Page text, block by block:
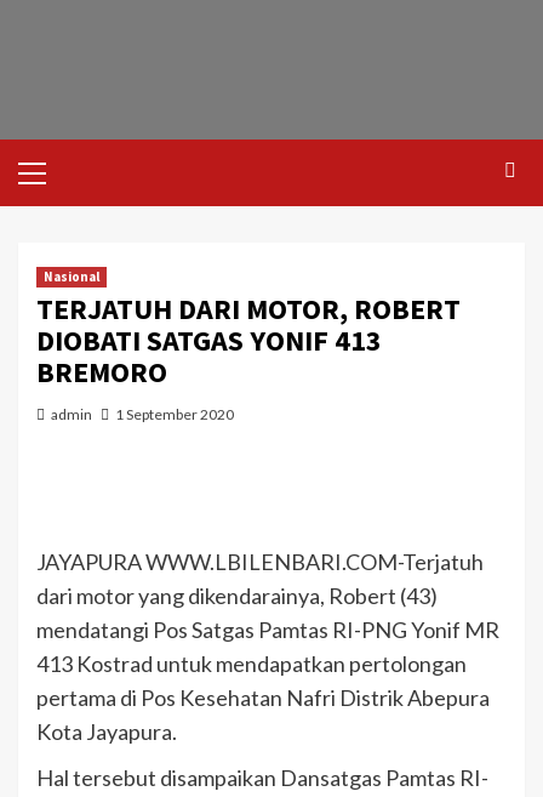
Nasional
TERJATUH DARI MOTOR, ROBERT
DIOBATI SATGAS YONIF 413
BREMORO
admin 1 September 2020
JAYAPURA WWW.LBILENBARI.COM-Terjatuh
dari motor yang dikendarainya, Robert (43)
mendatangi Pos Satgas Pamtas RI-PNG Yonif MR
413 Kostrad untuk mendapatkan pertolongan
pertama di Pos Kesehatan Nafri Distrik Abepura
Kota Jayapura.
Hal tersebut disampaikan Dansatgas Pamtas RI-